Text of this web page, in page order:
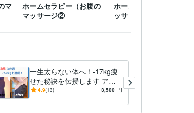
エット・アトピー・メンタル・痛み
年2月
マ
ホームセラピー（お腹の
マッサージ②
ホームセラピー(お腹のマ
ッサージ①)
一生太らない体へ！-17kg痩
せた秘訣を伝授します アッ
プライフ式ダイエットテキス
4.9(13) 3,500 円